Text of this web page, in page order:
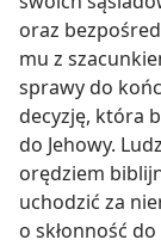
oraz
mu z
sprawy do
decyzję, która
do Jehowy.
orędziem
uchodzić za
o skłonność